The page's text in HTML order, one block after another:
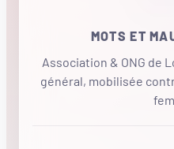
MOTS ET
Association & ONG de
général, mobilisée